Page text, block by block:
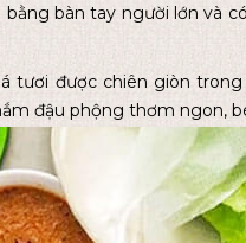
bàn tay người lớn và
được chiên giòn
đậu phộng thơm ngon,